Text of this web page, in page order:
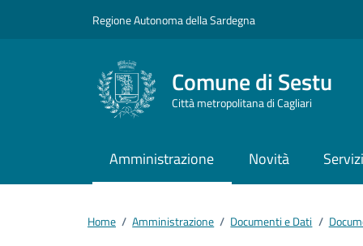
Regione Autonoma della Sardegna
Comune di Sestu
Città metropolitana di Cagliari
Amministrazione Novità Servizi
Home / Amministrazione / Documenti e Dati /